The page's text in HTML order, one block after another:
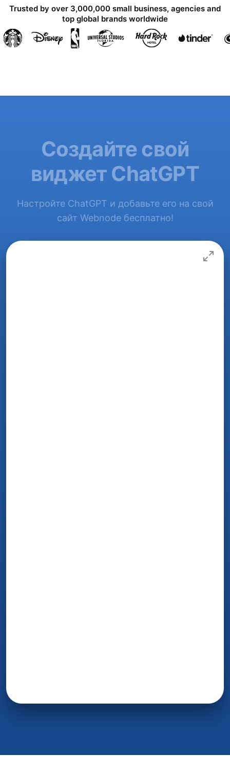
Trusted by over 3,000,000 small business, agencies and
top global brands worldwide
Создайте свой
виджет ChatGPT
Настройте ChatGPT и добавьте его на свой
сайт Webnode бесплатно!